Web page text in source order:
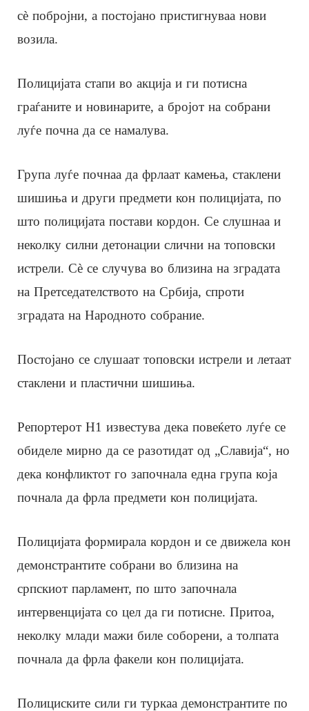
сè побројни, а постојано пристигнуваа нови
возила.
Полицијата стапи во акција и ги потисна
граѓаните и новинарите, а бројот на собрани
луѓе почна да се намалува.
Група луѓе почнаа да фрлаат камења, стаклени
шишиња и други предмети кон полицијата, по
што полицијата постави кордон. Се слушнаа и
неколку силни детонации слични на топовски
истрели. Сè се случува во близина на зградата
на Претседателството на Србија, спроти
зградата на Народното собрание.
Постојано се слушаат топовски истрели и летаат
стаклени и пластични шишиња.
Репортерот Н1 известува дека повеќето луѓе се
обиделе мирно да се разотидат од „Славија“, но
дека конфликтот го започнала една група која
почнала да фрла предмети кон полицијата.
Полицијата формирала кордон и се движела кон
демонстрантите собрани во близина на
српскиот парламент, по што започнала
интервенцијата со цел да ги потисне. Притоа,
неколку млади мажи биле соборени, а толпата
почнала да фрла факели кон полицијата.
Полициските сили ги туркаа демонстрантите по